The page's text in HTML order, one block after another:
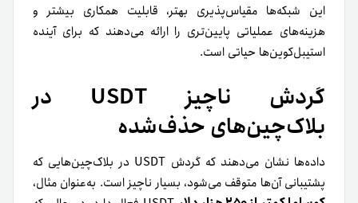
این شبکه‌ها مقیاس‌پذیری بهتر، قابلیت همکاری بیشتر و
هزینه‌های عملیاتی پایین‌تری را ارائه می‌دهند که برای آینده
استیبل‌کوین‌ها حیاتی است.
گردش ناچیز USDT در
بلاک‌چین‌های حذف‌شده
داده‌ها نشان می‌دهند که گردش USDT در بلاک‌چین‌هایی که
پشتیبانی آن‌ها متوقف می‌شود، بسیار ناچیز است. به‌عنوان مثال،